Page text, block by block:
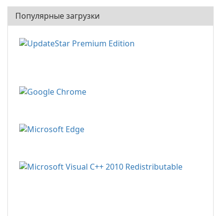
Популярные загрузки